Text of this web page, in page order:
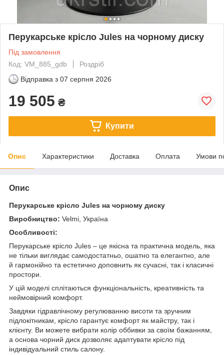
Перукарське крісло Jules на чорному диску
Під замовлення
Код: VM_885_gdb
Роздріб
Відправка з 07 серпня 2026
19 505 ₴
Купити
Опис Характеристики Доставка Оплата Умови
Опис
Перукарське крісло Jules на чорному диску
Виробництво: Velmi, Україна
Особливості:
Перукарське крісло Jules – це якісна та практична модель, яка
не тільки виглядає самодостатньо, ошатно та елегантно, але
й гармонійно та естетично доповнить як сучасні, так і класичні
простори.
У цій моделі сплітаються функціональність, креативність та
неймовірний комфорт.
Завдяки гідравлічному регулюванню висоти та зручним
підлокітникам, крісло гарантує комфорт як майстру, так і
клієнту. Ви можете вибрати колір оббивки за своїм бажанням,
а основа чорний диск дозволяє адаптувати крісло під
індивідуальний стиль салону.